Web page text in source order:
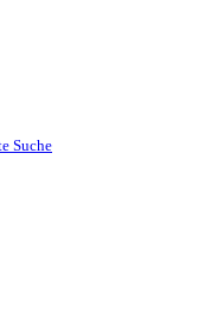
Suche